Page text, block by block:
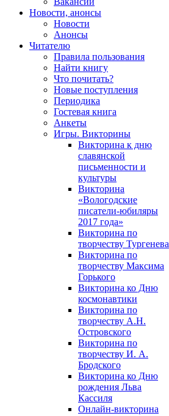
Новости, анонсы
Новости
Анонсы
Читателю
Правила пользования
Найти книгу
Что почитать?
Новые поступления
Периодика
Гостевая книга
Анкеты
Игры. Викторины
Викторина к дню
славянской
письменности и
культуры
Викторина
«Вологодские
писатели-юбиляры
2017 года»
Викторина по
творчеству Тургенева
Викторина по
творчеству Максима
Горького
Викторина ко Дню
космонавтики
Викторина по
творчеству А.Н.
Островского
Викторина по
творчеству И. А.
Бродского
Викторина ко Дню
рождения Льва
Кассиля
Онлайн-викторина